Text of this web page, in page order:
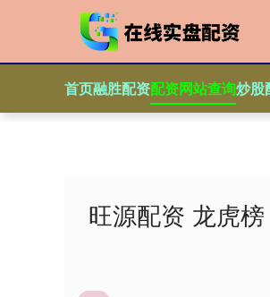
首页融胜配资配资网站查询炒股
旺源配资 龙虎